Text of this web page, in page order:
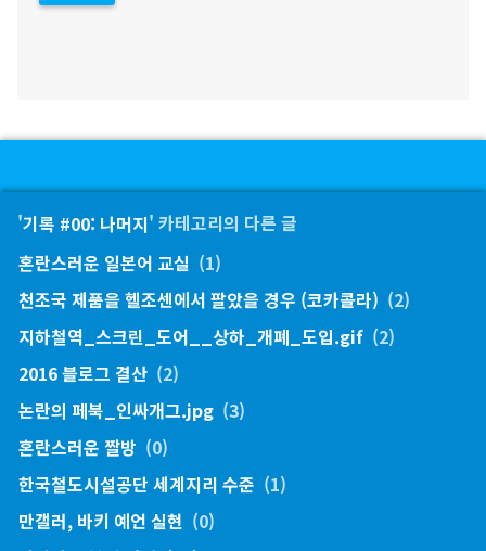
'기록 #00: 나머지' 카테고리의 다른 글
혼란스러운 일본어 교실 (1)
천조국 제품을 헬조센에서 팔았을 경우 (코카콜라) (2)
지하철역_스크린_도어__상하_개폐_도입.gif (2)
2016 블로그 결산 (2)
논란의 페북_인싸개그.jpg (3)
혼란스러운 짤방 (0)
한국철도시설공단 세계지리 수준 (1)
만갤러, 바키 예언 실현 (0)